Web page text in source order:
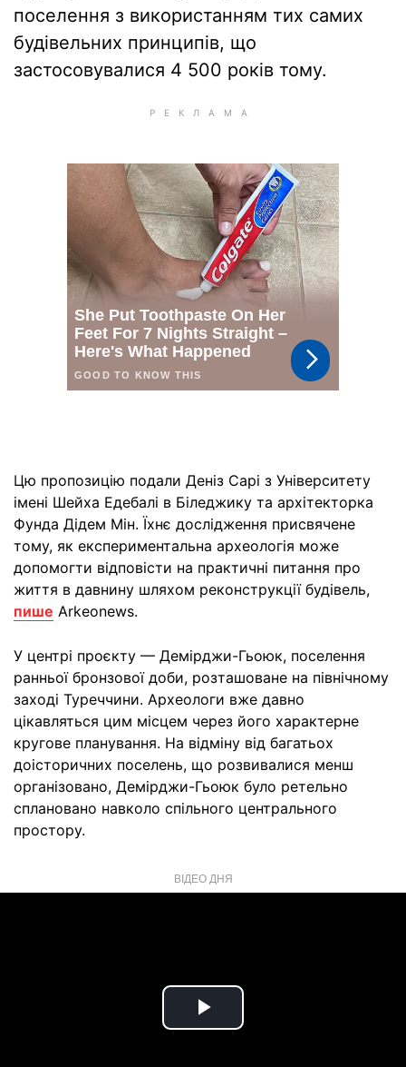
поселення з використанням тих самих
будівельних принципів, що
застосовувалися 4 500 років тому.
Цю пропозицію подали Деніз Сарі з Університету
імені Шейха Едебалі в Біледжику та архітекторка
Фунда Дідем Мін. Їхнє дослідження присвячене
тому, як експериментальна археологія може
допомогти відповісти на практичні питання про
життя в давнину шляхом реконструкції будівель,
пише Arkeonews.
У центрі проєкту — Демірджи-Гьоюк, поселення
ранньої бронзової доби, розташоване на північному
заході Туреччини. Археологи вже давно
цікавляться цим місцем через його характерне
кругове планування. На відміну від багатьох
доісторичних поселень, що розвивалися менш
організовано, Демірджи-Гьоюк було ретельно
сплановано навколо спільного центрального
простору.
ВІДЕО ДНЯ
Play